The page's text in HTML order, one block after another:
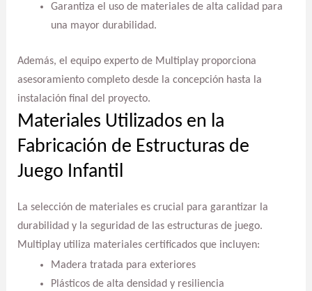
Garantiza el uso de materiales de alta calidad para
una mayor durabilidad.
Además, el equipo experto de Multiplay proporciona
asesoramiento completo desde la concepción hasta la
instalación final del proyecto.
Materiales Utilizados en la
Fabricación de Estructuras de
Juego Infantil
La selección de materiales es crucial para garantizar la
durabilidad y la seguridad de las estructuras de juego.
Multiplay utiliza materiales certificados que incluyen:
Madera tratada para exteriores
Plásticos de alta densidad y resiliencia